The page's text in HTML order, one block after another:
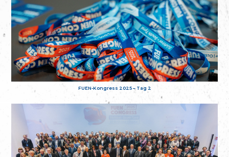
FUEN-Kongress 2025 – Tag 2